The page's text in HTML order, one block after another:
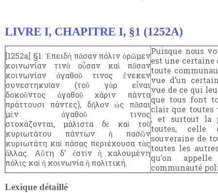
LIVRE I, CHAPITRE I, §1 (1252A)
[1252a] §1. Ἐπειδὴ πᾶσαν πόλιν ὁρῶμεν
κοινωνίαν τινὰ οὖσαν καὶ πᾶσαν
κοινωνίαν ἀγαθοῦ τινος ἕνεκεν
συνεστηκυῖαν (τοῦ γὰρ εἶναι
δοκοῦντος ἀγαθοῦ χάριν πάντα
πράττουσι πάντες), δῆλον ὡς πᾶσαι
μὲν ἀγαθοῦ τινος
στοχάζονται, μάλιστα δὲ καὶ τοῦ
κυριωτάτου πάντων ἡ πασῶν
κυριωτάτη καὶ πάσας περιέχουσα τὰς
ἄλλας. Αὕτη δ' ἐστὶν ἡ καλουμένη
πόλις καὶ ἡ κοινωνία ἡ πολιτική.
Puisque nous
est une certaine
toute
vue d’un
vue de ce qui
que tous font
clair que toutes
; et surtout la
toutes,
souveraine de
toutes les
qu’on
communauté
Lexique détaillé